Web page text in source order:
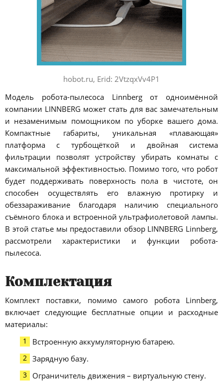
hobot.ru, Erid: 2VtzqxVv4P1
Модель робота-пылесоса Linnberg от одноимённой
компании LINNBERG может стать для вас замечательным
и незаменимым помощником по уборке вашего дома.
Компактные габариты, уникальная «плавающая»
платформа с турбощёткой и двойная система
фильтрации позволят устройству убирать комнаты с
максимальной эффективностью. Помимо того, что робот
будет поддерживать поверхность пола в чистоте, он
способен осуществлять его влажную протирку и
обеззараживание благодаря наличию специального
съёмного блока и встроенной ультрафиолетовой лампы.
В этой статье мы предоставили обзор LINNBERG Linnberg,
рассмотрели характеристики и функции робота-
пылесоса.
Комплектация
Комплект поставки, помимо самого робота Linnberg,
включает следующие бесплатные опции и расходные
материалы:
Встроенную аккумуляторную батарею.
Зарядную базу.
Ограничитель движения – виртуальную стену.